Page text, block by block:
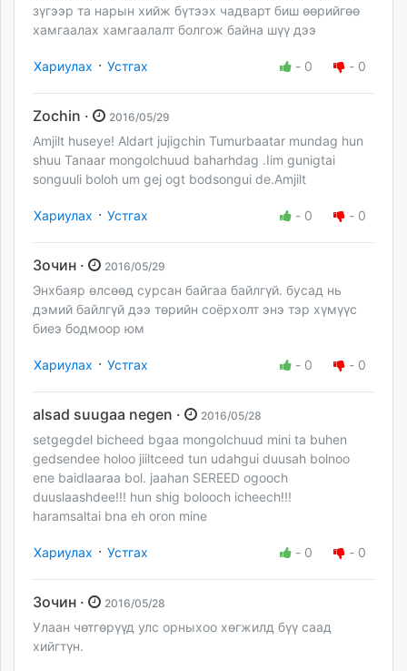
зүгээр та нарын хийж бүтээх чадварт биш өөрийгөө
хамгаалах хамгаалалт болгож байна шүү дээ
Хариулах · Устгах - 0 - 0
Zochin · 2016/05/29
Amjilt huseye! Aldart jujigchin Tumurbaatar mundag hun
shuu Tanaar mongolchuud baharhdag .Iim gunigtai
songuuli boloh um gej ogt bodsongui de.Amjilt
Хариулах · Устгах - 0 - 0
Зочин · 2016/05/29
Энхбаяр өлсөөд сурсан байгаа байлгүй. бусад нь
дэмий байлгүй дээ төрийн соёрхолт энэ тэр хүмүүс
биеэ бодмоор юм
Хариулах · Устгах - 0 - 0
alsad suugaa negen · 2016/05/28
setgegdel bicheed bgaa mongolchuud mini ta buhen
gedsendee holoo jiiltceed tun udahgui duusah bolnoo
ene baidlaaraa bol. jaahan SEREED ogooch
duuslaashdee!!! hun shig bolooch icheech!!!
haramsaltai bna eh oron mine
Хариулах · Устгах - 0 - 0
Зочин · 2016/05/28
Улаан чөтгөрүүд улс орныхоо хөгжилд бүү саад
хийгтүн.